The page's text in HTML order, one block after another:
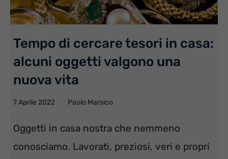
Tempo di cercare tesori in casa:
alcuni oggetti valgono una
nuova vita
7 Aprile 2022 Paolo Marsico
Oggetti in casa nostra che nemmeno
conosciamo. Lavorati, preziosi, veri e propri